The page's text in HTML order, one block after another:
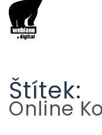
Štítek:
Online